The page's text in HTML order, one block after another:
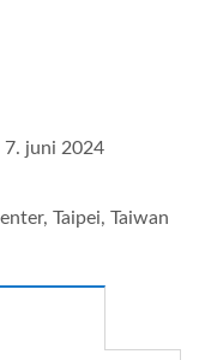
7. juni 2024
Taipei, Taiwan